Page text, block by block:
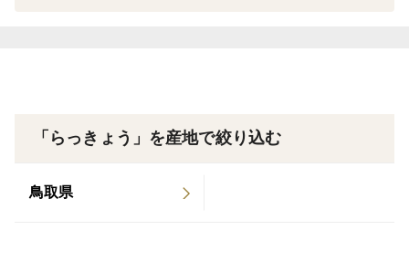
翌日（18:00~）：山口/徳島/香川/愛媛/高知
翌々日（8:00~）：北海道/鳥取/島根/福岡/佐賀/長崎/熊
「らっきょう」を産地で絞り込む
鳥取県